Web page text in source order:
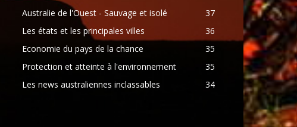
Australie de l'Ouest - Sauvage et isolé
37
Les états et les principales villes
36
Economie du pays de la chance
35
Protection et atteinte à l'environnement
35
Les news australiennes inclassables
34